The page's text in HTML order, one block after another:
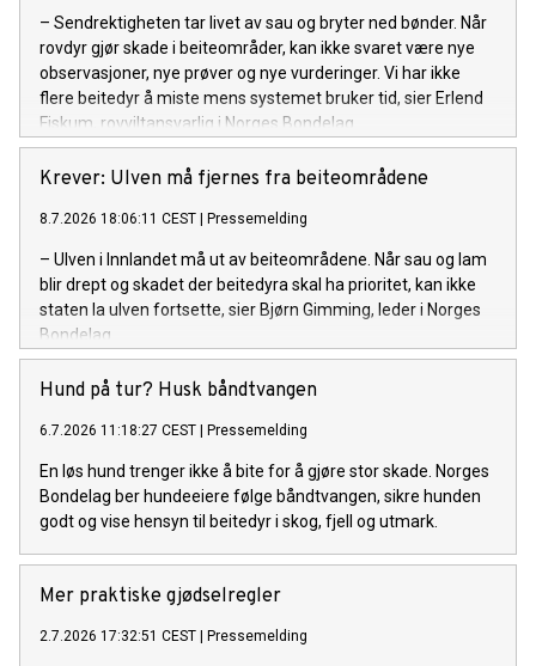
– Sendrektigheten tar livet av sau og bryter ned bønder. Når
rovdyr gjør skade i beiteområder, kan ikke svaret være nye
observasjoner, nye prøver og nye vurderinger. Vi har ikke
flere beitedyr å miste mens systemet bruker tid, sier Erlend
Fiskum, rovviltansvarlig i Norges Bondelag.
Krever: Ulven må fjernes fra beiteområdene
8.7.2026 18:06:11 CEST Pressemelding
– Ulven i Innlandet må ut av beiteområdene. Når sau og lam
blir drept og skadet der beitedyra skal ha prioritet, kan ikke
staten la ulven fortsette, sier Bjørn Gimming, leder i Norges
Bondelag.
Hund på tur? Husk båndtvangen
6.7.2026 11:18:27 CEST Pressemelding
En løs hund trenger ikke å bite for å gjøre stor skade. Norges
Bondelag ber hundeeiere følge båndtvangen, sikre hunden
godt og vise hensyn til beitedyr i skog, fjell og utmark.
Mer praktiske gjødselregler
2.7.2026 17:32:51 CEST Pressemelding